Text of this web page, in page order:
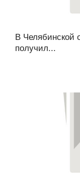
В Челябинской
получил...